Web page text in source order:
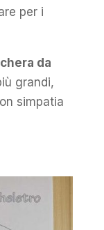
per i
da
grandi,
simpatia